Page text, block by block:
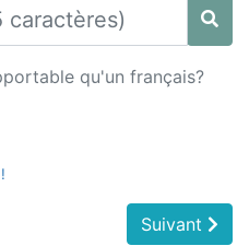
qu'un français?
Suivant